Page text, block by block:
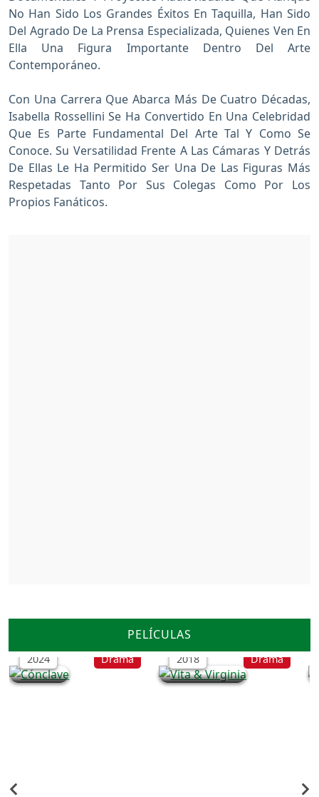
No Han Sido Los Grandes Éxitos En Taquilla, Han Sido
Del Agrado De La Prensa Especializada, Quienes Ven En
Ella Una Figura Importante Dentro Del Arte
Contemporáneo.
Con Una Carrera Que Abarca Más De Cuatro Décadas,
Isabella Rossellini Se Ha Convertido En Una Celebridad
Que Es Parte Fundamental Del Arte Tal Y Como Se
Conoce. Su Versatilidad Frente A Las Cámaras Y Detrás
De Ellas Le Ha Permitido Ser Una De Las Figuras Más
Respetadas Tanto Por Sus Colegas Como Por Los
Propios Fanáticos.
PELÍCULAS
2024 Drama
Vita & Virginia
2018 Drama